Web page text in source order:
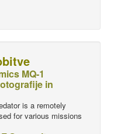
MQ-1
in
is a remotely
for various missions